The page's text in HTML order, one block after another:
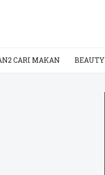
CARI MAKAN BEAUTY